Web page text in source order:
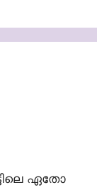
ഏതോ